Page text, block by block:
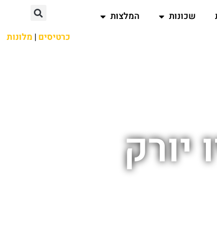
שכונות
המלצות
כרטיסים | מלונות
יורק